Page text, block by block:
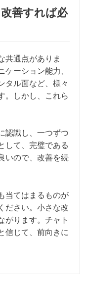
善すれば必
共通点がありま
ーション能力、
タル面など、様々
。しかし、これら
認識し、一つずつ
して、完璧である
いので、改善を続
当てはまるものが
ださい。小さな改
がります。チャト
信じて、前向きに